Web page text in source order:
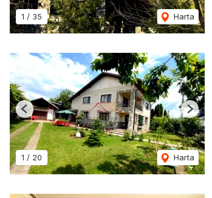
1 / 35 Harta
1 / 20 Harta
Previous Next